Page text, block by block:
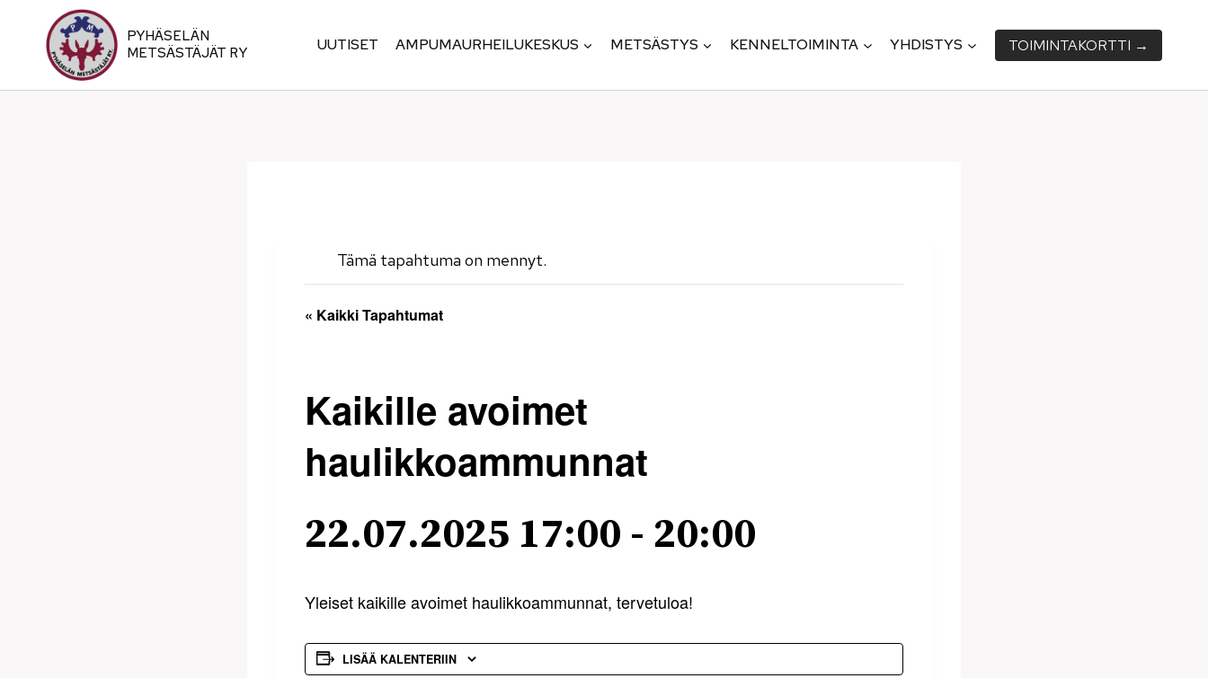
sisältöön
PYHÄSELÄN
METSÄSTÄJÄT RY
UUTISET AMPUMAURHEILUKESKUS METSÄSTYS KENNELTOIMINTA YHDISTYS TOIMINTA­KORTTI →
Tämä tapahtuma on mennyt.
« Kaikki Tapahtumat
Kaikille avoimet
haulikkoammunnat
22.07.2025 17:00 - 20:00
Yleiset kaikille avoimet haulikkoammunnat, tervetuloa!
LISÄÄ KALENTERIIN